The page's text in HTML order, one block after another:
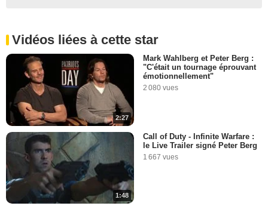
Vidéos liées à cette star
2:27
Mark Wahlberg et Peter Berg :
"C'était un tournage éprouvant
émotionnellement"
2 080 vues
1:48
Call of Duty - Infinite Warfare :
le Live Trailer signé Peter Berg
1 667 vues